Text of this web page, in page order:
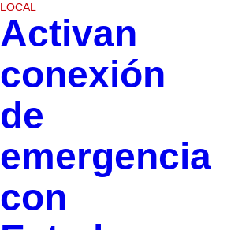
LOCAL
Activan
conexión
de
emergencia
con